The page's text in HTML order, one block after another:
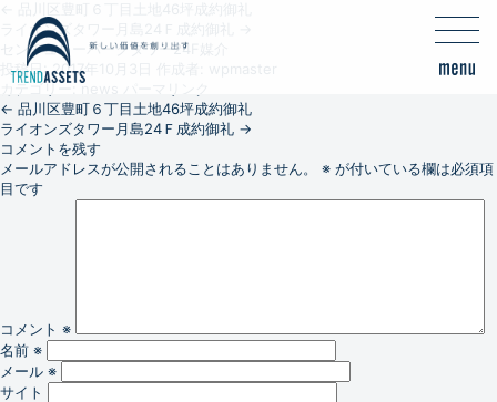
ライオンズタワー月島24Ｆ成約御礼
センチュリーパークタワー24F媒介
投稿日: 2017年10月3日
カテゴリー:news
← 品川区豊町６丁目土地46坪成約御礼
ライオンズタワー月島24Ｆ成約御礼 →
コメントを残す
メールアドレスが公開されることはありません。
※ が付いている欄は必須項
目です
コメント ※
名前 ※
メール ※
サイト